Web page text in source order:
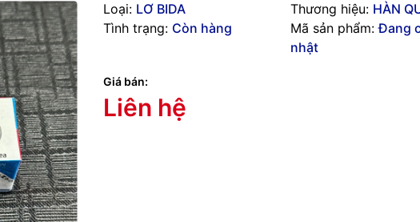
Loại: LƠ BIDA Thương hiệu: HÀN
Tình trạng: Còn hàng Mã sản phẩm: Đang
nhật
Giá bán:
Liên hệ
Thông số kỹ thuật
LƠ MỊN - ÍT BỤI
PHÙ HỢP CHO ANH EM MỚI CHƠI VÀ CHƠI CHUYÊN